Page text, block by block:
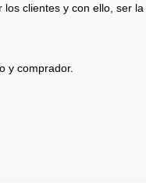
clientes y con ello, ser la
y comprador.